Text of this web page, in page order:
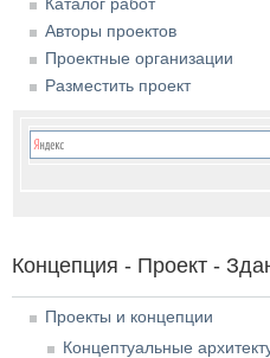
Авторы проектов
Проектные организации
Разместить проект
Концепция - Проект -
Проекты и концепции
Концептуальные